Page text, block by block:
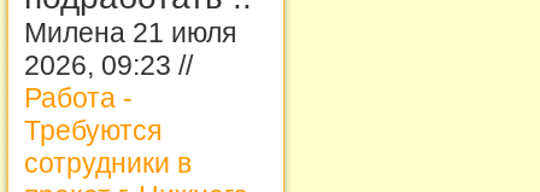
Милена 21 июля
2026, 09:23 //
Работа -
Требуются
сотрудники в